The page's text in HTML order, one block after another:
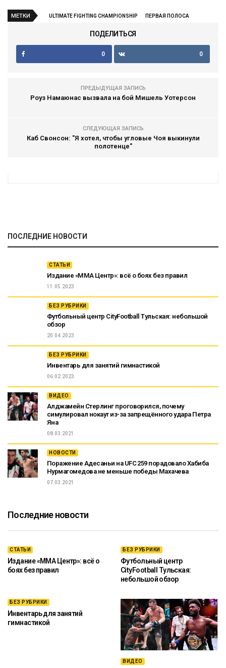
МЕТКИ ULTIMATE FIGHTING CHAMPIONSHIP ПЕРВАЯ ПОЛОСА
ПОДЕЛИТЬСЯ
0 0
ПРЕДЫДУЩАЯ ЗАПИСЬ
Роуз Намаюнас вызвала на бой Мишель Уотерсон
СЛЕДУЮЩАЯ ЗАПИСЬ
Каб Свонсон: "Я хотел, чтобы угловые Чоя выкинули
полотенце"
ПОСЛЕДНИЕ НОВОСТИ
СТАТЬИ
Издание «ММА Центр»: всё о боях без правил
11.05.2023
БЕЗ РУБРИКИ
Футбольный центр CityFootball Тульская: небольшой
обзор
20.04.2023
БЕЗ РУБРИКИ
Инвентарь для занятий гимнастикой
06.02.2023
ВИДЕО
Алджамейн Стерлинг проговорился, почему
симулировал нокаут из-за запрещённого удара Петра
Яна
08.03.2021
НОВОСТИ
Поражение Адесаньи на UFC 259 порадовало Хабиба
Нурмагомедова не меньше победы Махачева
07.03.2021
Последние новости
СТАТЬИ
Издание «ММА Центр»: всё о
боях без правил
БЕЗ РУБРИКИ
Футбольный центр
CityFootball Тульская:
небольшой обзор
БЕЗ РУБРИКИ
Инвентарь для занятий
гимнастикой
ВИДЕО